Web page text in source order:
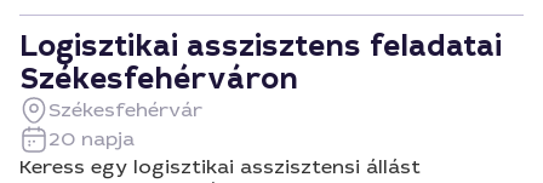
Logisztikai asszisztens feladatai
Székesfehérváron
Székesfehérvár
20 napja
Keress egy logisztikai asszisztensi állást